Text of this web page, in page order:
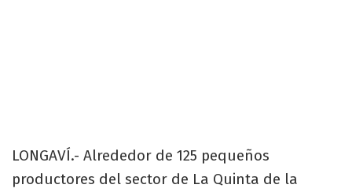
LONGAVÍ.- Alrededor de 125 pequeños
productores del sector de La Quinta de la